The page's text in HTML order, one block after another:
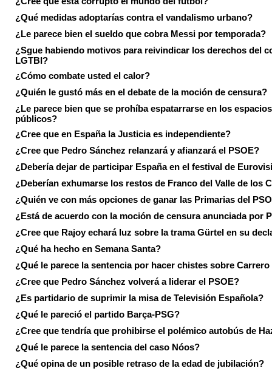
¿Qué medidas adoptarías contra el vandalismo urbano?
¿Le parece bien el sueldo que cobra Messi por temporada?
¿Sgue habiendo motivos para reivindicar los derechos del
LGTBI?
¿Cómo combate usted el calor?
¿Quién le gustó más en el debate de la moción de censura?
¿Le parece bien que se prohíba espatarrarse en los espacios
públicos?
¿Cree que en España la Justicia es independiente?
¿Cree que Pedro Sánchez relanzará y afianzará el PSOE?
¿Debería dejar de participar España en el festival de
¿Deberían exhumarse los restos de Franco del Valle de los
¿Quién ve con más opciones de ganar las Primarias del
¿Está de acuerdo con la moción de censura anunciada por
¿Cree que Rajoy echará luz sobre la trama Gürtel en su
¿Qué ha hecho en Semana Santa?
¿Qué le parece la sentencia por hacer chistes sobre
¿Cree que Pedro Sánchez volverá a liderar el PSOE?
¿Es partidario de suprimir la misa de Televisión Española?
¿Qué le pareció el partido Barça-PSG?
¿Cree que tendría que prohibirse el polémico autobús de
¿Qué le parece la sentencia del caso Nóos?
¿Qué opina de un posible retraso de la edad de jubilación?